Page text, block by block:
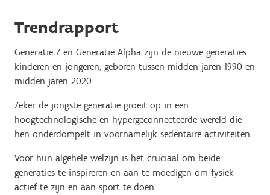
Trendrapport
Generatie Z en Generatie Alpha zijn de nieuwe generaties
kinderen en jongeren, geboren tussen midden jaren 1990 en
midden jaren 2020.
Zeker de jongste generatie groeit op in een
hoogtechnologische en hypergeconnecteerde wereld die
hen onderdompelt in voornamelijk sedentaire activiteiten.
Voor hun algehele welzijn is het cruciaal om beide
generaties te inspireren en aan te moedigen om fysiek
actief te zijn en aan sport te doen.